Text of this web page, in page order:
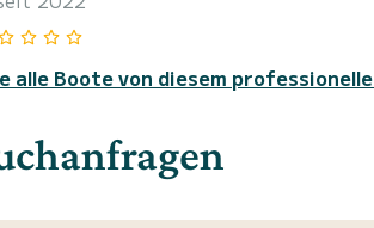
alle Boote von diesem